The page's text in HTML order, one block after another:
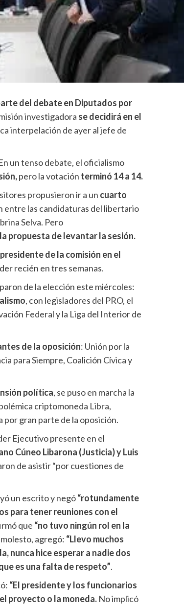
del debate en Diputados por
investigadora se decidirá en el
interpelación de ayer al jefe de
un tenso debate, el oficialismo
pero la votación terminó 14 a 14.
propusieron ir a un cuarto
entre las candidaturas del libertario
Selva. Pero
propuesta de levantar la sesión.
de la comisión en el
recién en tres semanas.
de la elección este miércoles:
, con legisladores del PRO, el
Federal y la Liga del Interior de
de la oposición: Unión por la
para Siempre, Coalición Cívica y
política, se puso en marcha la
criptomoneda Libra,
gran parte de la oposición.
Ejecutivo presente en el
Cúneo Libarona (Justicia) y Luis
de asistir “por cuestiones de
un escrito y negó“rotundamente
para tener reuniones con el
que “no tuvo ningún rol en la
agregó: “Llevo muchos
nunca hice esperar a nadie dos
es una falta de respeto”.
“El presidente y los funcionarios
proyecto o la moneda. No implicó